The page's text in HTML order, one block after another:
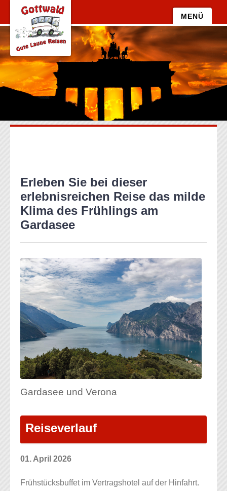
springen
MENÜ
Zum
Inhalt
springen
Erleben Sie bei dieser
erlebnisreichen Reise das milde
Klima des Frühlings am
Gardasee
Gardasee und Verona
Reiseverlauf
01. April 2026
Frühstücksbuffet im Vertragshotel auf der Hinfahrt.